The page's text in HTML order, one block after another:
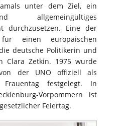
unter dem Ziel, ein
allgemeingültiges
durchzusetzen. Eine der
einen europäischen
deutsche Politikerin und
Clara Zetkin. 1975 wurde
der UNO offiziell als
Frauentag festgelegt. In
Vorpommern ist
Feiertag.